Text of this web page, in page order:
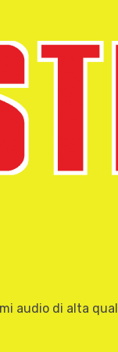
audio di alta